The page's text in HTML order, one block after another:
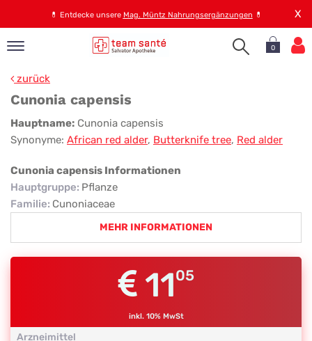
💊 Entdecke unsere Mag. Müntz Nahrungsergänzungen 💊 X
0
zurück
Cunonia capensis
Cunonia
capensis
Hauptname: Cunonia capensis
Synonyme: African red alder, Butterknife tree, Red alder
Cunonia capensis Informationen
Hauptgruppe: Pflanze
Familie: Cunoniaceae
MEHR INFORMATIONEN
1105
inkl. 10% MwSt
Arzneimittel